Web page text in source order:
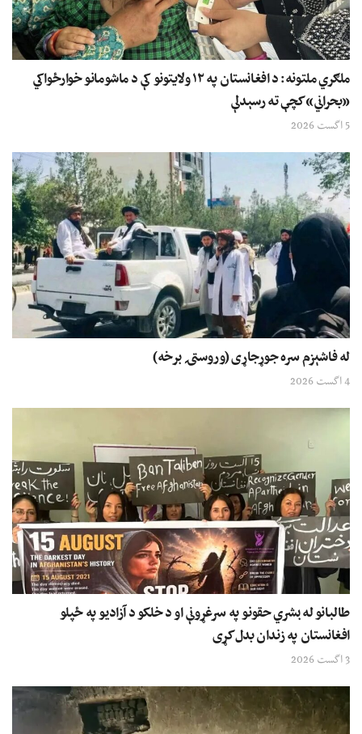
ملګري ملتونه: د افغانستان په ۱۲ ولایتونو کې د ماشومانو خوارځواکي
«بحراني» کچې ته رسېدلې
5 اگست 2026
له فاشېزم سره جوړجاړی (وروستۍ برخه)
4 اگست 2026
طالبانو له بشري حقونو په سرغړونې او د خلکو د آزادیو په ځپلو
افغانستان په زندان بدل کړی
3 اگست 2026